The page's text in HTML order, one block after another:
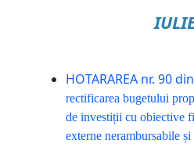
HOTARAREA nr. 90
rectificarea bugetului
de investiții cu obiective
externe nerambursabile